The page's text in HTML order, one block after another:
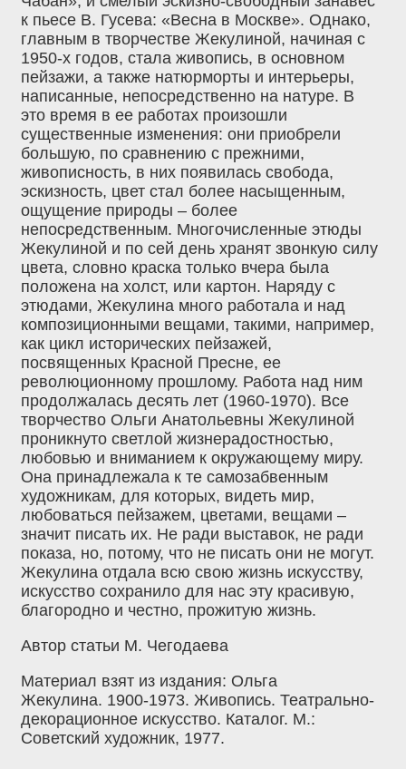
к пьесе В. Гусева: «Весна в Москве». Однако,
главным в творчестве Жекулиной, начиная с
1950-х годов, стала живопись, в основном
пейзажи, а также натюрморты и интерьеры,
написанные, непосредственно на натуре. В
это время в ее работах произошли
существенные изменения: они приобрели
большую, по сравнению с прежними,
живописность, в них появилась свобода,
эскизность, цвет стал более насыщенным,
ощущение природы – более
непосредственным. Многочисленные этюды
Жекулиной и по сей день хранят звонкую силу
цвета, словно краска только вчера была
положена на холст, или картон. Наряду с
этюдами, Жекулина много работала и над
композиционными вещами, такими, например,
как цикл исторических пейзажей,
посвященных Красной Пресне, ее
революционному прошлому. Работа над ним
продолжалась десять лет (1960-1970). Все
творчество Ольги Анатольевны Жекулиной
проникнуто светлой жизнерадостностью,
любовью и вниманием к окружающему миру.
Она принадлежала к те самозабвенным
художникам, для которых, видеть мир,
любоваться пейзажем, цветами, вещами –
значит писать их. Не ради выставок, не ради
показа, но, потому, что не писать они не могут.
Жекулина отдала всю свою жизнь искусству,
искусство сохранило для нас эту красивую,
благородно и честно, прожитую жизнь.
Автор статьи М. Чегодаева
Материал взят из издания: Ольга
Жекулина. 1900-1973. Живопись. Театрально-
декорационное искусство. Каталог. М.:
Советский художник, 1977.